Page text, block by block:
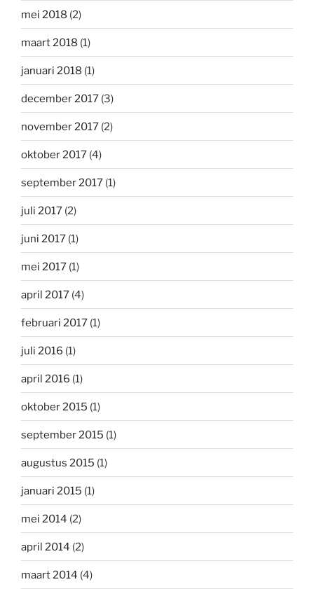
mei 2018 (2)
maart 2018 (1)
januari 2018 (1)
december 2017 (3)
november 2017 (2)
oktober 2017 (4)
september 2017 (1)
juli 2017 (2)
juni 2017 (1)
mei 2017 (1)
april 2017 (4)
februari 2017 (1)
juli 2016 (1)
april 2016 (1)
oktober 2015 (1)
september 2015 (1)
augustus 2015 (1)
januari 2015 (1)
mei 2014 (2)
april 2014 (2)
maart 2014 (4)